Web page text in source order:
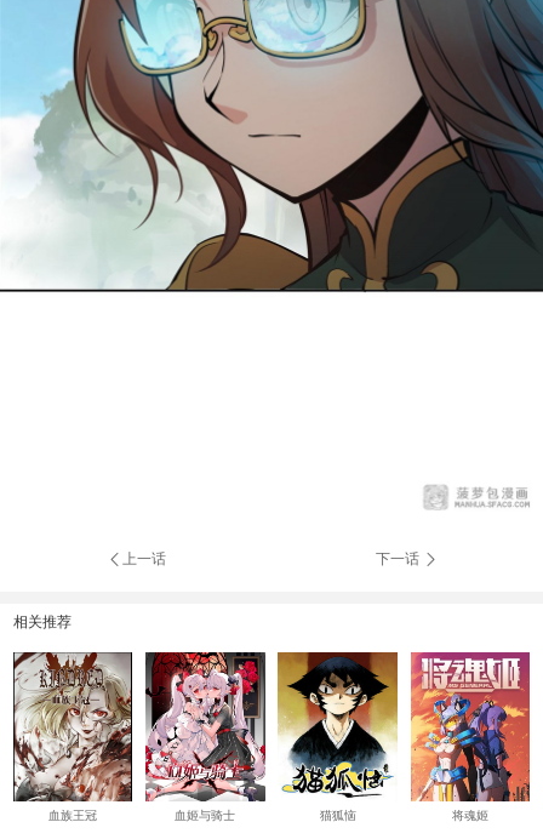
上一话 下一话
相关推荐
血族王冠 血姬与骑士 猫狐恼 将魂姬